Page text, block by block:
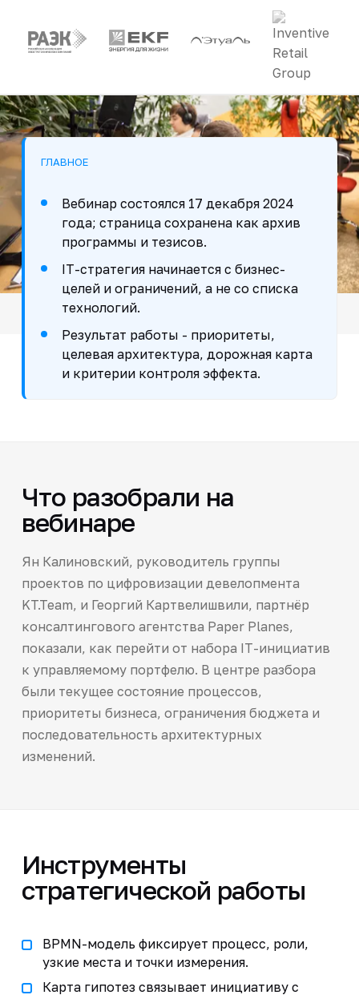
ГЛАВНОЕ
Вебинар состоялся 17 декабря 2024
года; страница сохранена как архив
программы и тезисов.
IT-стратегия начинается с бизнес-
целей и ограничений, а не со списка
технологий.
Результат работы - приоритеты,
целевая архитектура, дорожная карта
и критерии контроля эффекта.
Что разобрали на
вебинаре
Ян Калиновский, руководитель группы
проектов по цифровизации девелопмента
KT.Team, и Георгий Картвелишвили, партнёр
консалтингового агентства Paper Planes,
показали, как перейти от набора IT-инициатив
к управляемому портфелю. В центре разбора
были текущее состояние процессов,
приоритеты бизнеса, ограничения бюджета и
последовательность архитектурных
изменений.
Инструменты
стратегической работы
BPMN-модель фиксирует процесс, роли,
узкие места и точки измерения.
Карта гипотез связывает инициативу с